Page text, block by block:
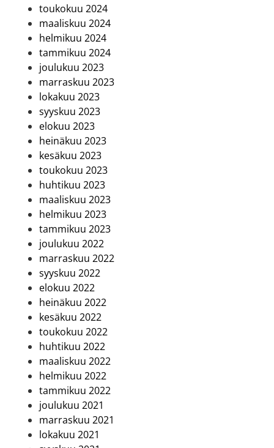
toukokuu 2024
maaliskuu 2024
helmikuu 2024
tammikuu 2024
joulukuu 2023
marraskuu 2023
lokakuu 2023
syyskuu 2023
elokuu 2023
heinäkuu 2023
kesäkuu 2023
toukokuu 2023
huhtikuu 2023
maaliskuu 2023
helmikuu 2023
tammikuu 2023
joulukuu 2022
marraskuu 2022
syyskuu 2022
elokuu 2022
heinäkuu 2022
kesäkuu 2022
toukokuu 2022
huhtikuu 2022
maaliskuu 2022
helmikuu 2022
tammikuu 2022
joulukuu 2021
marraskuu 2021
lokakuu 2021